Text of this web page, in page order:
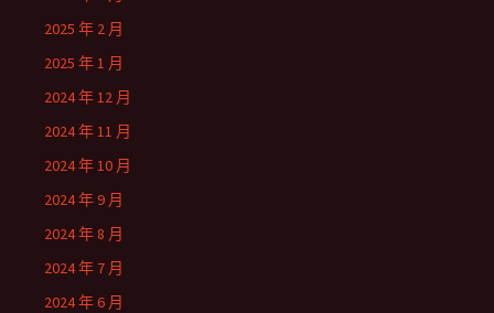
2025 年 2 月
2025 年 1 月
2024 年 12 月
2024 年 11 月
2024 年 10 月
2024 年 9 月
2024 年 8 月
2024 年 7 月
2024 年 6 月